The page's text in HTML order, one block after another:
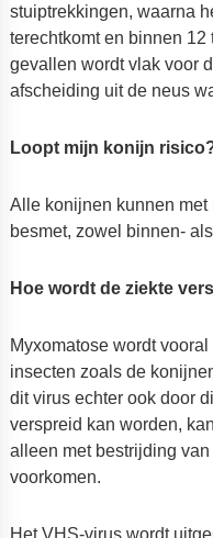
stuiptrekkingen, waarna
terechtkomt en binnen 12
gevallen wordt vlak voor
afscheiding uit de neus
Loopt mijn konijn
Alle konijnen kunnen
besmet, zowel binnen-
Hoe wordt de ziekte
Myxomatose wordt
insecten zoals de
dit virus echter ook door
verspreid kan worden,
alleen met bestrijding
voorkomen.
Het VHS-virus wordt